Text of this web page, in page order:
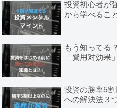
投資初心者が
から学べること
もう知ってる
「費用対効果
投資の勝率5
への解決法３